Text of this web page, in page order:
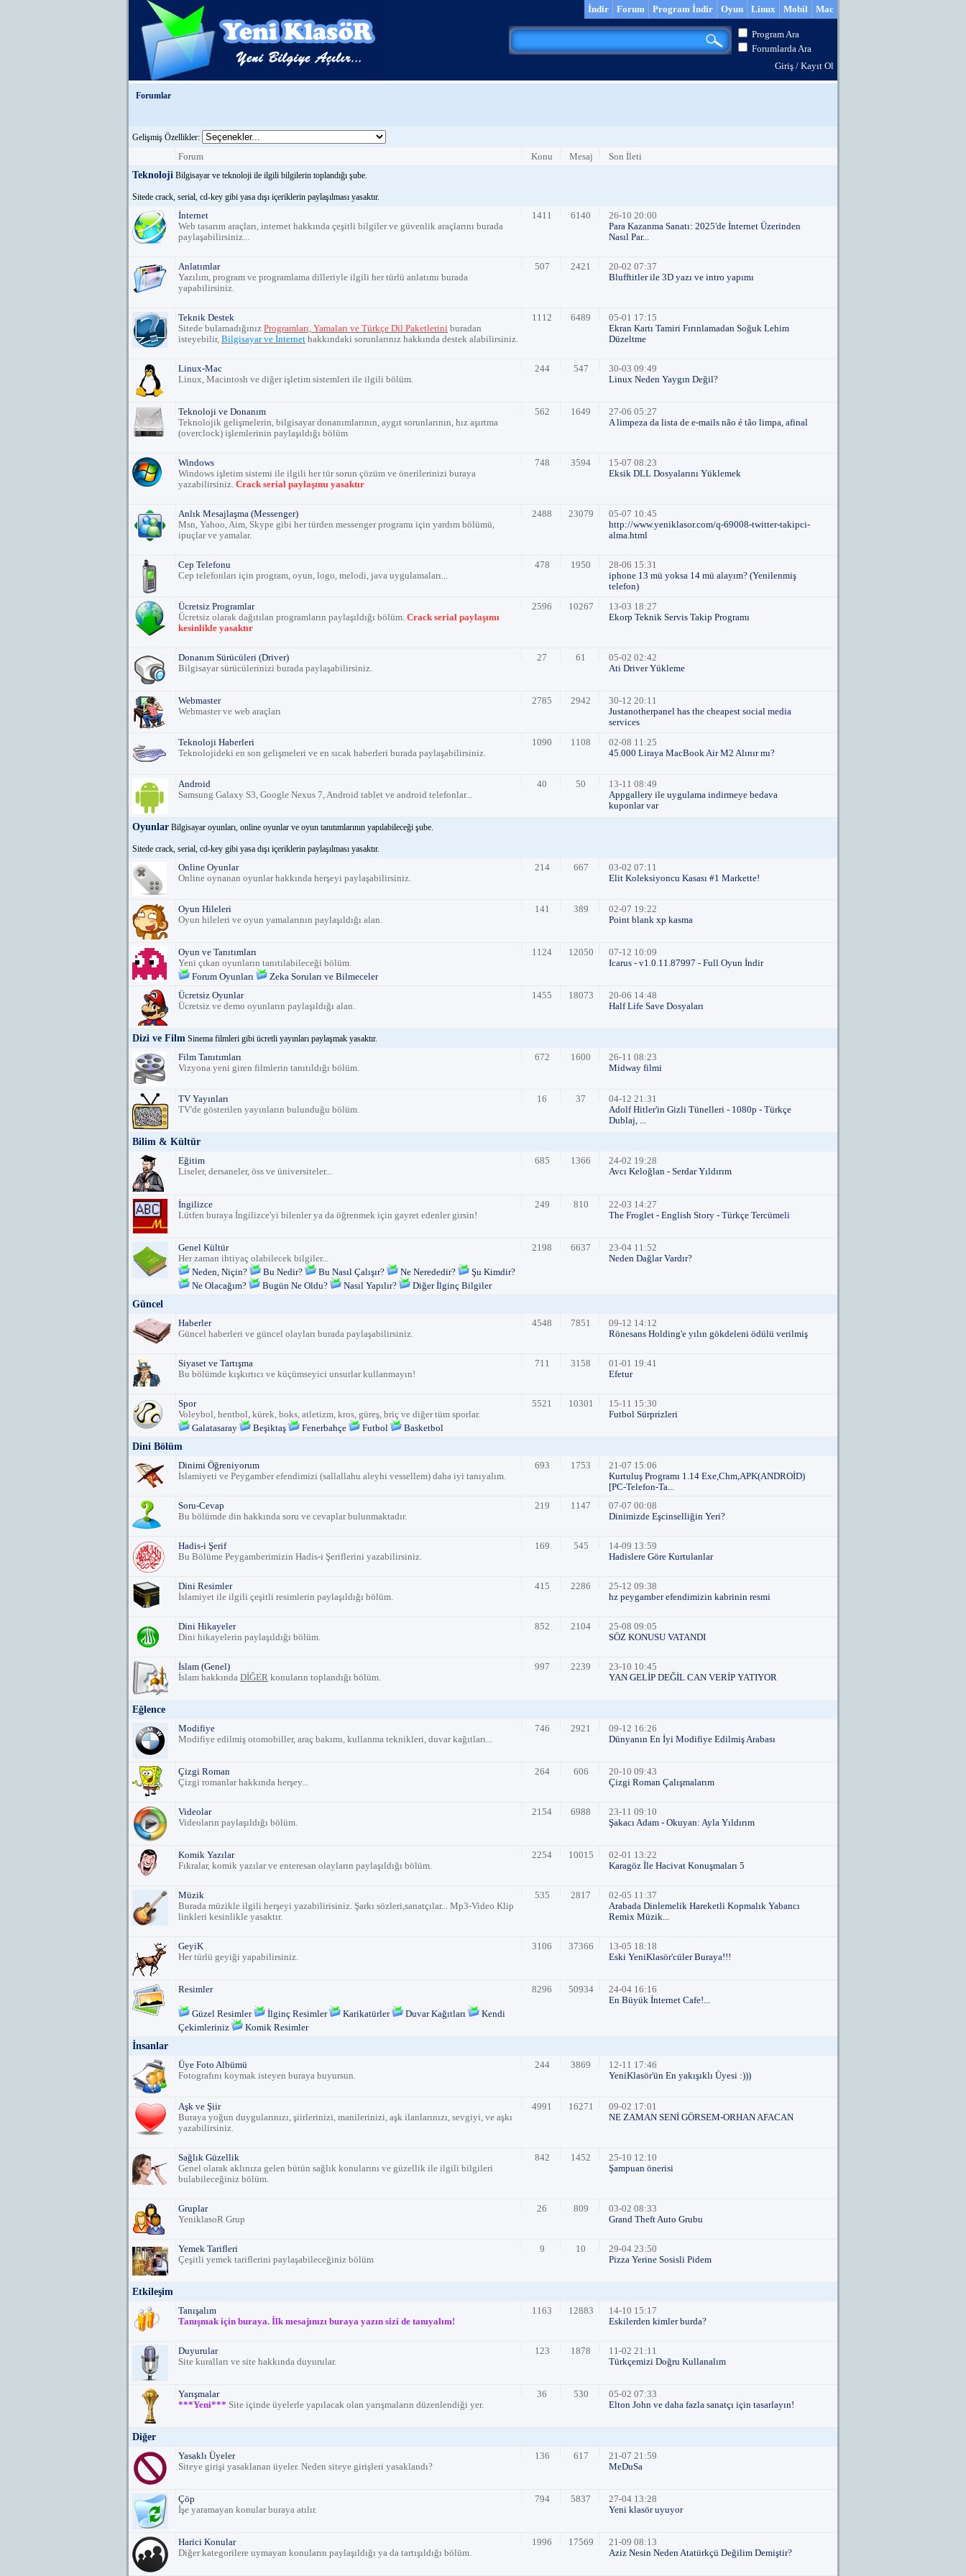
Mac
Mobil
Linux
Oyun
Program İndir
Forum
İndir
Program Ara
Forumlarda Ara
Giriş / Kayıt Ol
Forumlar
Gelişmiş Özellikler:
Forum Konu Mesaj
Son İleti
Teknoloji Bilgisayar ve teknoloji ile ilgili bilgilerin toplandığı şube.
Sitede crack, serial, cd-key gibi yasa dışı içeriklerin paylaşılması yasaktır.
İnternet
Web tasarım araçları, internet hakkında çeşitli bilgiler ve güvenlik araçlarını burada
paylaşabilirsiniz...
1411 6140
26-10 20:00
Para Kazanma Sanatı: 2025'de İnternet Üzerinden
Nasıl Par...
Anlatımlar
Yazılım, program ve programlama dilleriyle ilgili her türlü anlatımı burada
yapabilirsiniz.
507 2421
20-02 07:37
Blufftitler ile 3D yazı ve intro yapımı
Teknik Destek
Sitede bulamadığınız Programları, Yamaları ve Türkçe Dil Paketlerini buradan
isteyebilir, Bilgisayar ve İnternet hakkındaki sorunlarınız hakkında destek alabilirsiniz.
1112 6489
05-01 17:15
Ekran Kartı Tamiri Fırınlamadan Soğuk Lehim
Düzeltme
Linux-Mac
Linux, Macintosh ve diğer işletim sistemleri ile ilgili bölüm.
244 547
30-03 09:49
Linux Neden Yaygın Değil?
Teknoloji ve Donanım
Teknolojik gelişmelerin, bilgisayar donanımlarının, aygıt sorunlarının, hız aşırtma
(overclock) işlemlerinin paylaşıldığı bölüm
562 1649
27-06 05:27
A limpeza da lista de e-mails não é tão limpa, afinal
Windows
Windows işletim sistemi ile ilgili her tür sorun çözüm ve önerilerinizi buraya
yazabilirsiniz. Crack serial paylaşımı yasaktır
748 3594
15-07 08:23
Eksik DLL Dosyalarını Yüklemek
Anlık Mesajlaşma (Messenger)
Msn, Yahoo, Aim, Skype gibi her türden messenger programı için yardım bölümü,
ipuçlar ve yamalar.
2488 23079
05-07 10:45
http://www.yeniklasor.com/q-69008-twitter-takipci-
alma.html
Cep Telefonu
Cep telefonları için program, oyun, logo, melodi, java uygulamaları...
478 1950
28-06 15:31
iphone 13 mü yoksa 14 mü alayım? (Yenilenmiş
telefon)
Ücretsiz Programlar
Ücretsiz olarak dağıtılan programların paylaşıldığı bölüm. Crack serial paylaşımı
kesinlikle yasaktır
2596 10267
13-03 18:27
Ekorp Teknik Servis Takip Programı
Donanım Sürücüleri (Driver)
Bilgisayar sürücülerinizi burada paylaşabilirsiniz.
27 61
05-02 02:42
Ati Driver Yükleme
Webmaster
Webmaster ve web araçları
2785 2942
30-12 20:11
Justanotherpanel has the cheapest social media
services
Teknoloji Haberleri
Teknolojideki en son gelişmeleri ve en sıcak haberleri burada paylaşabilirsiniz.
1090 1108
02-08 11:25
45.000 Liraya MacBook Air M2 Alınır mı?
Android
Samsung Galaxy S3, Google Nexus 7, Android tablet ve android telefonlar...
40 50
13-11 08:49
Appgallery ile uygulama indirmeye bedava
kuponlar var
Oyunlar Bilgisayar oyunları, online oyunlar ve oyun tanıtımlarının yapılabileceği şube.
Sitede crack, serial, cd-key gibi yasa dışı içeriklerin paylaşılması yasaktır.
Online Oyunlar
Online oynanan oyunlar hakkında herşeyi paylaşabilirsiniz.
214 667
03-02 07:11
Elit Koleksiyoncu Kasası #1 Markette!
Oyun Hileleri
Oyun hileleri ve oyun yamalarının paylaşıldığı alan.
141 389
02-07 19:22
Point blank xp kasma
Oyun ve Tanıtımları
Yeni çıkan oyunların tanıtılabileceği bölüm.
Forum Oyunları
Zeka Soruları ve Bilmeceler
1124 12050
07-12 10:09
Icarus - v1.0.11.87997 - Full Oyun İndir
Ücretsiz Oyunlar
Ücretsiz ve demo oyunların paylaşıldığı alan.
1455 18073
20-06 14:48
Half Life Save Dosyaları
Dizi ve Film Sinema filmleri gibi ücretli yayınları paylaşmak yasaktır.
Film Tanıtımları
Vizyona yeni giren filmlerin tanıtıldığı bölüm.
672 1600
26-11 08:23
Midway filmi
TV Yayınları
TV'de gösterilen yayınların bulunduğu bölüm.
16 37
04-12 21:31
Adolf Hitler'in Gizli Tünelleri - 1080p - Türkçe
Dublaj, ...
Bilim & Kültür
Eğitim
Liseler, dersaneler, öss ve üniversiteler...
685 1366
24-02 19:28
Avcı Keloğlan - Serdar Yıldırım
İngilizce
Lütfen buraya İngilizce'yi bilenler ya da öğrenmek için gayret edenler girsin!
249 810
22-03 14:27
The Froglet - English Story - Türkçe Tercümeli
Genel Kültür
Her zaman ihtiyaç olabilecek bilgiler...
Neden, Niçin?
Bu Nedir? Bu Nasıl Çalışır? Ne Nerededir?
Şu Kimdir?
Ne Olacağım?
Bugün Ne Oldu? Nasıl Yapılır? Diğer İlginç Bilgiler
2198 6637
23-04 11:52
Neden Dağlar Vardır?
Güncel
Haberler
Güncel haberleri ve güncel olayları burada paylaşabilirsiniz.
4548 7851
09-12 14:12
Rönesans Holding'e yılın gökdeleni ödülü verilmiş
Siyaset ve Tartışma
Bu bölümde kışkırtıcı ve küçümseyici unsurlar kullanmayın!
711 3158
01-01 19:41
Efetur
Spor
Voleybol, hentbol, kürek, boks, atletizm, kros, güreş, briç ve diğer tüm sporlar.
Galatasaray
Beşiktaş Fenerbahçe Futbol Basketbol
5521 10301
15-11 15:30
Futbol Sürprizleri
Dini Bölüm
Dinimi Öğreniyorum
İslamiyeti ve Peygamber efendimizi (sallallahu aleyhi vessellem) daha iyi tanıyalım.
693 1753
21-07 15:06
Kurtuluş Programı 1.14 Exe,Chm,APK(ANDROİD)
[PC-Telefon-Ta...
Soru-Cevap
Bu bölümde din hakkında soru ve cevaplar bulunmaktadır.
219 1147
07-07 00:08
Dinimizde Eşcinselliğin Yeri?
Hadis-i Şerif
Bu Bölüme Peygamberimizin Hadis-i Şeriflerini yazabilirsiniz.
169 545
14-09 13:59
Hadislere Göre Kurtulanlar
Dini Resimler
İslamiyet ile ilgili çeşitli resimlerin paylaşıldığı bölüm.
415 2286
25-12 09:38
hz peygamber efendimizin kabrinin resmi
Dini Hikayeler
Dini hikayelerin paylaşıldığı bölüm.
852 2104
25-08 09:05
SÖZ KONUSU VATANDI
İslam (Genel)
İslam hakkında DİĞER konuların toplandığı bölüm.
997 2239
23-10 10:45
YAN GELİP DEĞİL CAN VERİP YATIYOR
Eğlence
Modifiye
Modifiye edilmiş otomobiller, araç bakımı, kullanma teknikleri, duvar kağıtları...
746 2921
09-12 16:26
Dünyanın En İyi Modifiye Edilmiş Arabası
Çizgi Roman
Çizgi romanlar hakkında herşey...
264 606
20-10 09:43
Çizgi Roman Çalışmalarım
Videolar
Videoların paylaşıldığı bölüm.
2154 6988
23-11 09:10
Şakacı Adam - Okuyan: Ayla Yıldırım
Komik Yazılar
Fıkralar, komik yazılar ve enteresan olayların paylaşıldığı bölüm.
2254 10015
02-01 13:22
Karagöz İle Hacivat Konuşmaları 5
Müzik
Burada müzikle ilgili herşeyi yazabilirisiniz. Şarkı sözleri,sanatçılar... Mp3-Video Klip
linkleri kesinlikle yasaktır.
535 2817
02-05 11:37
Arabada Dinlemelik Hareketli Kopmalık Yabancı
Remix Müzik...
GeyiK
Her türlü geyiği yapabilirsiniz.
3106 37366
13-05 18:18
Eski YeniKlasör'cüler Buraya!!!
Resimler
Güzel Resimler İlginç Resimler Karikatürler Duvar Kağıtları
Kendi
Çekimleriniz
Komik Resimler
8296 50934
24-04 16:16
En Büyük İnternet Cafe!...
İnsanlar
Üye Foto Albümü
Fotografını koymak isteyen buraya buyursun.
244 3869
12-11 17:46
YeniKlasör'ün En yakışıklı Üyesi :)))
Aşk ve Şiir
Buraya yoğun duygularınızı, şiirlerinizi, manilerinizi, aşk ilanlarınızı, sevgiyi, ve aşkı
yazabilirsiniz.
4991 16271
09-02 17:01
NE ZAMAN SENİ GÖRSEM-ORHAN AFACAN
Sağlık Güzellik
Genel olarak aklınıza gelen bütün sağlık konularını ve güzellik ile ilgili bilgileri
bulabileceğiniz bölüm.
842 1452
25-10 12:10
Şampuan önerisi
Gruplar
YeniklasoR Grup
26 809
03-02 08:33
Grand Theft Auto Grubu
Yemek Tarifleri
Çeşitli yemek tariflerini paylaşabileceğiniz bölüm
9 10
29-04 23:50
Pizza Yerine Sosisli Pidem
Etkileşim
Tanışalım
Tanışmak için buraya. İlk mesajınızı buraya yazın sizi de tanıyalım!
1163 12883
14-10 15:17
Eskilerden kimler burda?
Duyurular
Site kuralları ve site hakkında duyurular.
123 1878
11-02 21:11
Türkçemizi Doğru Kullanalım
Yarışmalar
***Yeni*** Site içinde üyelerle yapılacak olan yarışmaların düzenlendiği yer.
36 530
05-02 07:33
Elton John ve daha fazla sanatçı için tasarlayın!
Diğer
Yasaklı Üyeler
Siteye girişi yasaklanan üyeler. Neden siteye girişleri yasaklandı?
136 617
21-07 21:59
MeDuSa
Çöp
İşe yaramayan konular buraya atılır.
794 5837
27-04 13:28
Yeni klasör uyuyor
Harici Konular
Diğer kategorilere uymayan konuların paylaşıldığı ya da tartışıldığı bölüm.
1996 17569
21-09 08:13
Aziz Nesin Neden Atatürkçü Değilim Demiştir?